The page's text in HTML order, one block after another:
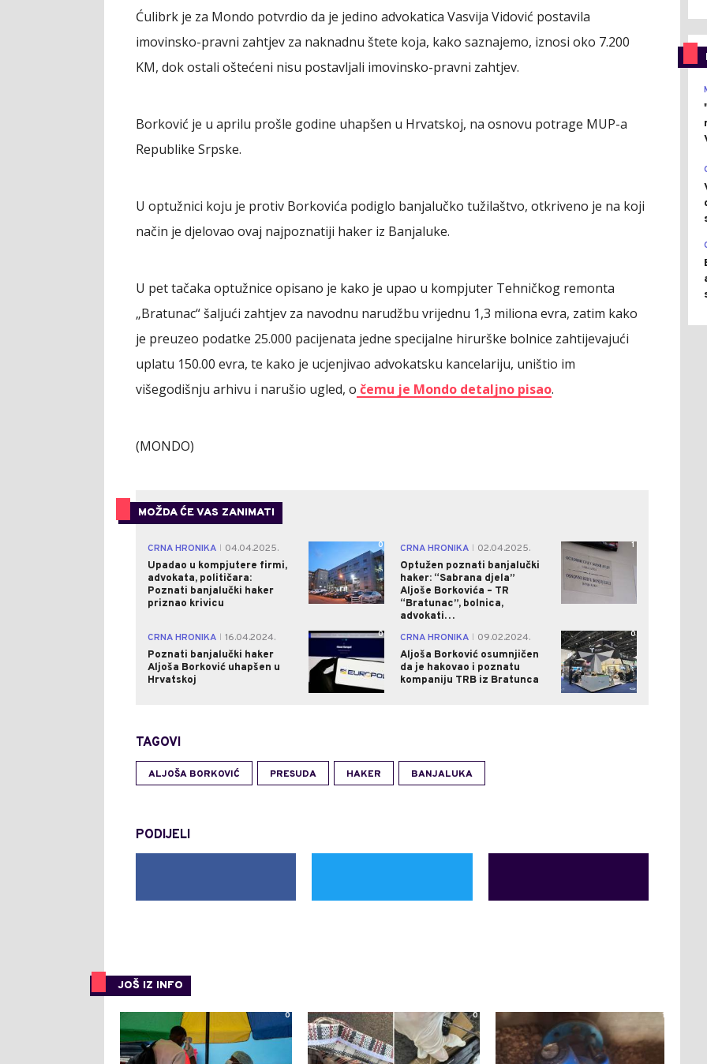
Ćulibrk je za Mondo potvrdio da je jedino advokatica Vasvija Vidović postavila
imovinsko-pravni zahtjev za naknadnu štete koja, kako saznajemo, iznosi oko 7.200
KM, dok ostali oštećeni nisu postavljali imovinsko-pravni zahtjev.
Borković je u aprilu prošle godine uhapšen u Hrvatskoj, na osnovu potrage MUP-a
Republike Srpske.
U optužnici koju je protiv Borkovića podiglo banjalučko tužilaštvo, otkriveno je na koji
način je djelovao ovaj najpoznatiji haker iz Banjaluke.
U pet tačaka optužnice opisano je kako je upao u kompjuter Tehničkog remonta
„Bratunac“ šaljući zahtjev za navodnu narudžbu vrijednu 1,3 miliona evra, zatim kako
je preuzeo podatke 25.000 pacijenata jedne specijalne hirurške bolnice zahtijevajući
uplatu 150.00 evra, te kako je ucjenjivao advokatsku kancelariju, uništio im
višegodišnju arhivu i narušio ugled, o čemu je Mondo detaljno pisao.
(MONDO)
MOŽDA ĆE VAS ZANIMATI
CRNA HRONIKA
04.04.2025.
Upadao u kompjutere firmi,
advokata, političara:
Poznati banjalučki haker
priznao krivicu
0 CRNA HRONIKA
02.04.2025.
Optužen poznati banjalučki
haker: “Sabrana djela”
Aljoše Borkovića – TR
“Bratunac”, bolnica,
advokati…
1
CRNA HRONIKA
16.04.2024.
Poznati banjalučki haker
Aljoša Borković uhapšen u
Hrvatskoj
0 CRNA HRONIKA
09.02.2024.
Aljoša Borković osumnjičen
da je hakovao i poznatu
kompaniju TRB iz Bratunca
0
TAGOVI
ALJOŠA BORKOVIĆ PRESUDA HAKER BANJALUKA
PODIJELI
JOŠ IZ INFO
0 0 1